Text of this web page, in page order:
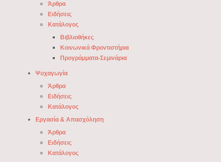
Άρθρα
Ειδήσεις
Κατάλογος
Βιβλιοθήκες
Κοινωνικά Φροντιστήρια
Προγράμματα-Σεμινάρια
Ψυχαγωγία
Άρθρα
Ειδήσεις
Κατάλογος
Εργασία & Απασχόληση
Άρθρα
Ειδήσεις
Κατάλογος